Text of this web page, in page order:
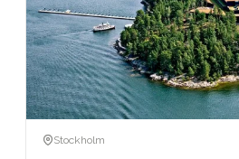
Stockholm